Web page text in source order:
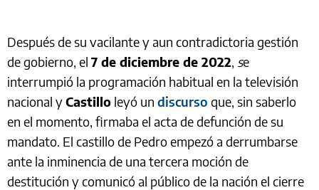
Después de su vacilante y aun contradictoria gestión
de gobierno, el 7 de diciembre de 2022, se
interrumpió la programación habitual en la televisión
nacional yCastillo leyó un discurso que, sin saberlo
en el momento, firmaba el acta de defunción de su
mandato. El castillo de Pedro empezó a derrumbarse
ante la inminencia de una tercera moción de
destitución y comunicó al público de la nación el cierre